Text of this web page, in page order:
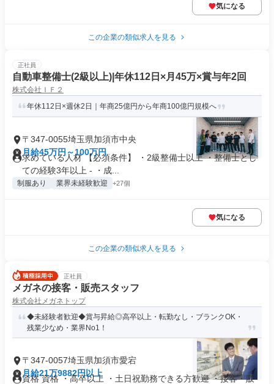
気になる
この企業の類似求人を見る
正社員
自動車整備士(2級以上)|年休112日×月45万×賞与年2回
株式会社ＩＦ２
年休112日×週休2日｜年商25億円から年商100億円規模へ
〒347-0055埼玉県加須市中央
月給45万円～100万円
求めている人材 【必須条件】 ・2級整備士以上 ・整備士とし
ての経験3年以上 - ・成...
制服あり 業界未経験歓迎 +27個
気になる
この企業の類似求人を見る
正社員
メガネの接客・販売スタッフ
株式会社メガネトップ
◆未経験者歓迎◆賞与昇給◎高卒以上・転勤なし・ブランクOK・
残業少なめ・業界No1！
〒347-0057埼玉県加須市愛宕
月給21万9882円以上
資格 資格 ・高卒以上 ・土日祝勤務できる方歓迎 ・接客・販